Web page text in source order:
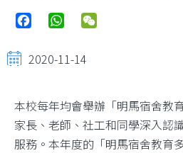
FacebookWhatsApp
2020-11-14
本校每年均會舉辦「明馬宿舍教
家長、老師、社工和同學深入認
服務。本年度的「明馬宿舍教育